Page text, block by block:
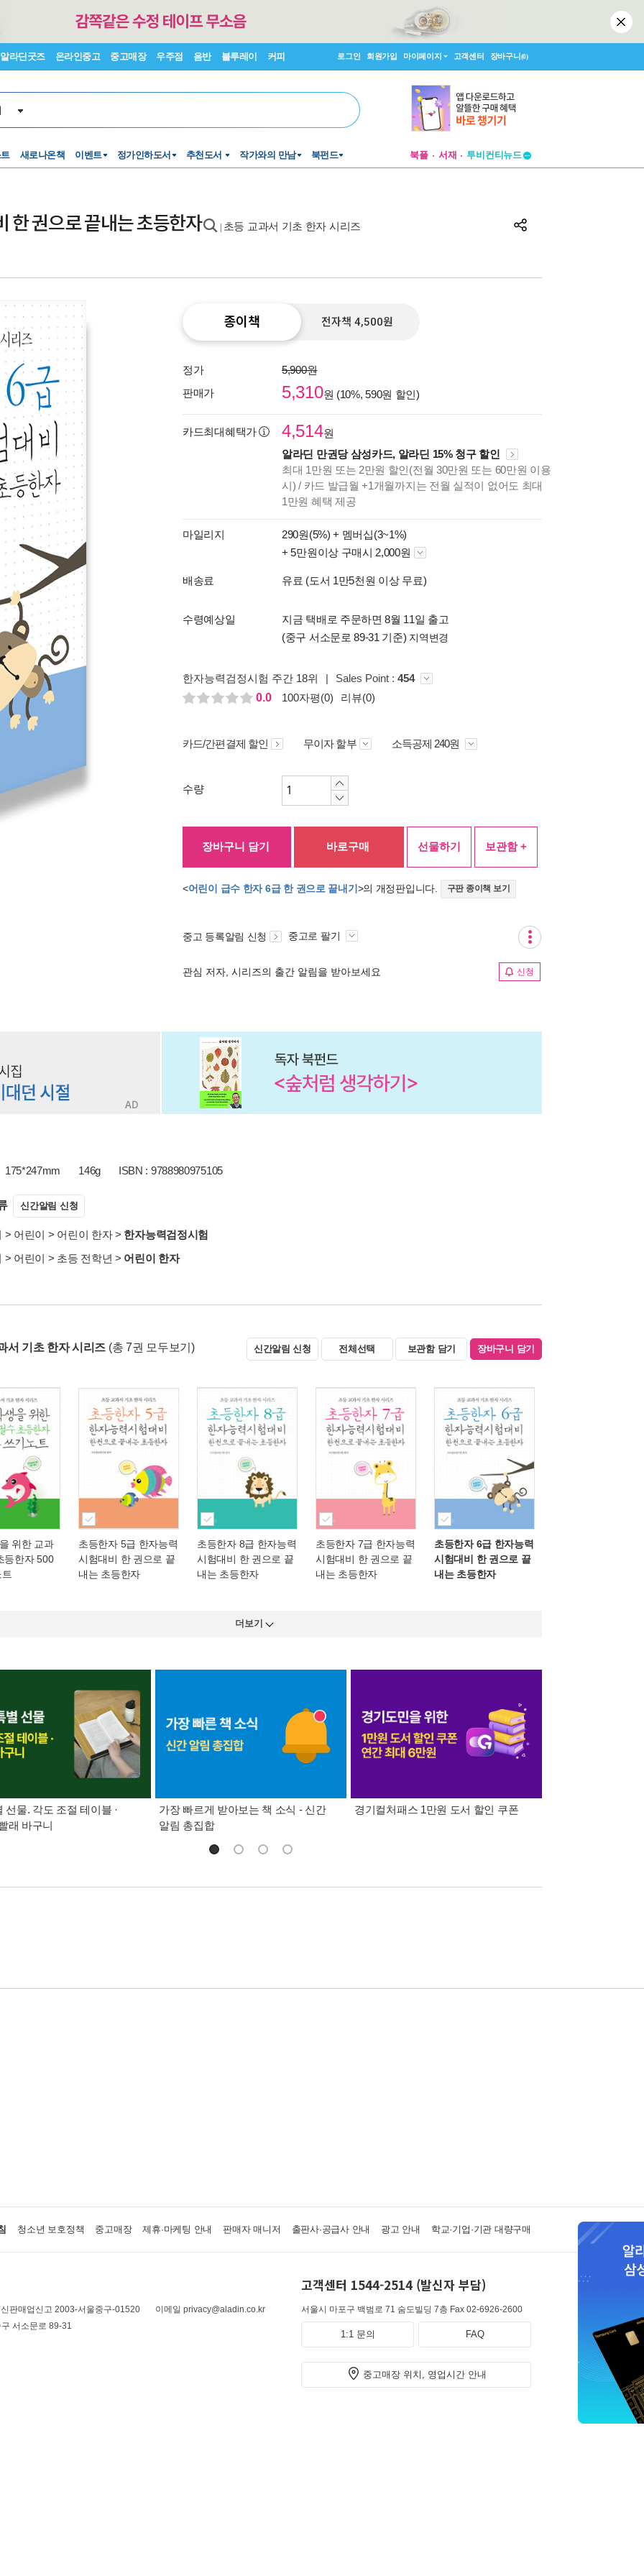
알라딘굿즈 온라인중고 중고매장 우주점 음반 블루레이 커피 로그인 회원가입 마이페이지 고객센터 장바구니(0)
새로나온책 이벤트 정가인하도서 추천도서 작가와의 만남 북펀드 북플 서재
창작플랫폼
한 권으로 끝내는 초등한자 초등 교과서 기초 한자 시리즈
종이책 전자책 4,500원
정가
5,900원
판매가
5,310원 (10%, 590원 할인)
카드최대혜택가 4,514원
알라딘 만권당 삼성카드, 알라딘 15% 청구 할인
최대 1만원 또는 2만원 할인(전월 30만원 또는 60만원 이용
시) / 카드 발급월 +1개월까지는 전월 실적이 없어도 최대
1만원 혜택 제공
마일리지 290원(5%) + 멤버십(3~1%)
+ 5만원이상 구매시 2,000원
배송료 유료 (도서 1만5천원 이상 무료)
수령예상일
지금 택배로 주문하면 8월 11일 출고
(중구 서소문로 89-31 기준) 지역변경
한자능력검정시험 주간 18위 | Sales Point : 454
0.0
100자평(0) 리뷰(0)
카드/간편결제 할인 무이자 할부 소득공제 240원
수량
장바구니 담기 바로구매 선물하기 보관함 +
<어린이 급수 한자 6급 한 권으로 끝내기 >의 개정판입니다. 구판 종이책 보기
중고 등록알림 신청 중고로 팔기
관심 저자, 시리즈의 출간 알림을 받아보세요 신청
175*247mm 146g ISBN : 9788980975105
신간알림 신청
> 어린이 > 어린이 한자> 한자능력검정시험
> 어린이 > 초등 전학년 > 어린이 한자
서 기초 한자 시리즈 (총 7권 모두보기) 신간알림 신청 전체선택 보관함 담기 장바구니 담기
위한 교과
등한자 500
초등한자 5급 한자능력
시험대비 한 권으로 끝
내는 초등한자
초등한자 8급 한자능력
시험대비 한 권으로 끝
내는 초등한자
초등한자 7급 한자능력
시험대비 한 권으로 끝
내는 초등한자
초등한자 6급 한자능력
시험대비 한 권으로 끝
내는 초등한자
더보기
선물. 각도 조절 테이블 ·
래 바구니
가장 빠르게 받아보는 책 소식 - 신간
알림 총집합
경기컬처패스 1만원 도서 할인 쿠폰
청소년 보호정책 중고매장 제휴·마케팅 안내 판매자 매니저 출판사·공급사 안내 광고 안내 학교·기업·기관 대량구매
판매업신고 2003-서울중구-01520
이메일 privacy@aladin.co.kr
서소문로 89-31
고객센터 1544-2514 (발신자 부담)
서울시 마포구 백범로 71 숨도빌딩 7층 Fax 02-6926-2600
1:1 문의 FAQ
중고매장 위치, 영업시간 안내